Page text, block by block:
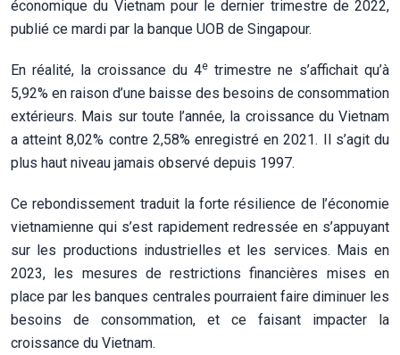
économique du Vietnam pour le dernier trimestre de 2022,
publié ce mardi par la banque UOB de Singapour.
En réalité, la croissance du 4e trimestre ne s’affichait qu’à
5,92% en raison d’une baisse des besoins de consommation
extérieurs. Mais sur toute l’année, la croissance du Vietnam
a atteint 8,02% contre 2,58% enregistré en 2021. Il s’agit du
plus haut niveau jamais observé depuis 1997.
Ce rebondissement traduit la forte résilience de l’économie
vietnamienne qui s’est rapidement redressée en s’appuyant
sur les productions industrielles et les services. Mais en
2023, les mesures de restrictions financières mises en
place par les banques centrales pourraient faire diminuer les
besoins de consommation, et ce faisant impacter la
croissance du Vietnam.